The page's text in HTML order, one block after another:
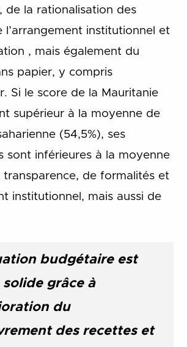
de la rationalisation des
l’arrangement institutionnel et
, mais également du
papier, y compris
Si le score de la Mauritanie
supérieur à la moyenne de
(54,5%), ses
sont inférieures à la moyenne
transparence, de formalités et
institutionnel, mais aussi de
budgétaire est
solide grâce à
du
des recettes et